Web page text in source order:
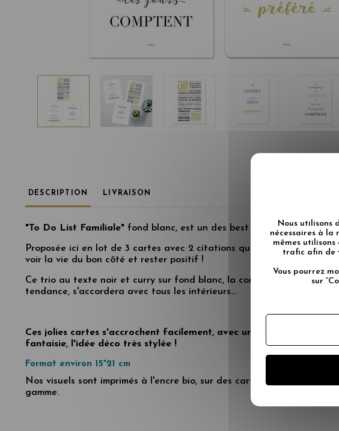
DESCRIPTION LIVRAISON
"To Do List Familiale" fond blanc, est un des best sellers de notre
Proposée ici en lot de 3 cartes avec 2 citations qui vous donneront
voir la vie du bon côté et rester positif !
Ce trio au texte noir et curry sur fond blanc, la combinaison de
tendance, s'accordera avec tous les intérieurs...
Ces jolies cartes s'accrochent facilement, avec une pince à dessin
fantaisie, l'idée déco très stylée !
Format environ 15*21 cm
Nos visuels sont imprimés à l'encre bio, sur des cartes de papier epais
gamme.
Nous utilisons
nécessaires à la
mêmes
trafic afin de
Vous pourrez
sur